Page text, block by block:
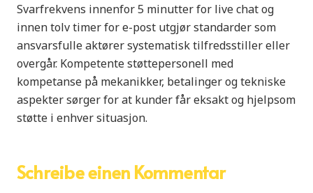
Svarfrekvens innenfor 5 minutter for live chat og
innen tolv timer for e-post utgjør standarder som
ansvarsfulle aktører systematisk tilfredsstiller eller
overgår. Kompetente støttepersonell med
kompetanse på mekanikker, betalinger og tekniske
aspekter sørger for at kunder får eksakt og hjelpsom
støtte i enhver situasjon.
Schreibe einen Kommentar